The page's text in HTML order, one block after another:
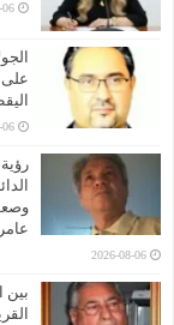
06
06
2026-08-06
بين